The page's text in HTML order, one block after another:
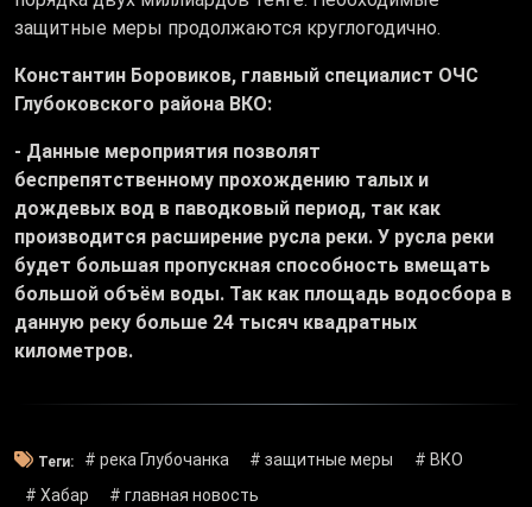
защитные меры продолжаются круглогодично.
Константин Боровиков, главный специалист ОЧС
Глубоковского района ВКО:
- Данные мероприятия позволят
беспрепятственному прохождению талых и
дождевых вод в паводковый период, так как
производится расширение русла реки. У русла реки
будет большая пропускная способность вмещать
большой объём воды. Так как площадь водосбора в
данную реку больше 24 тысяч квадратных
километров.
Теги: # река Глубочанка # защитные меры
# ВКО
# Хабар
# главная новость